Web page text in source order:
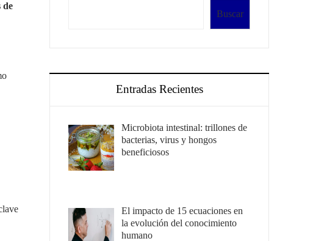
de
Buscar
Entradas Recientes
Microbiota intestinal: trillones de
bacterias, virus y hongos
beneficiosos
El impacto de 15 ecuaciones en
la evolución del conocimiento
humano